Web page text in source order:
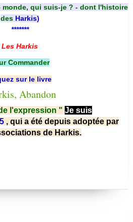
monde, qui suis-je ? - dont l'histoire
des Harkis)
*******
Les Harkis
Commander
sur le livre
l'expression " Je suis
, qui a été depuis adoptée par
de Harkis.